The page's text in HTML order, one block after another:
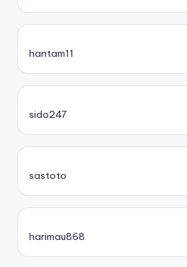
hantam11
sido247
sastoto
harimau868